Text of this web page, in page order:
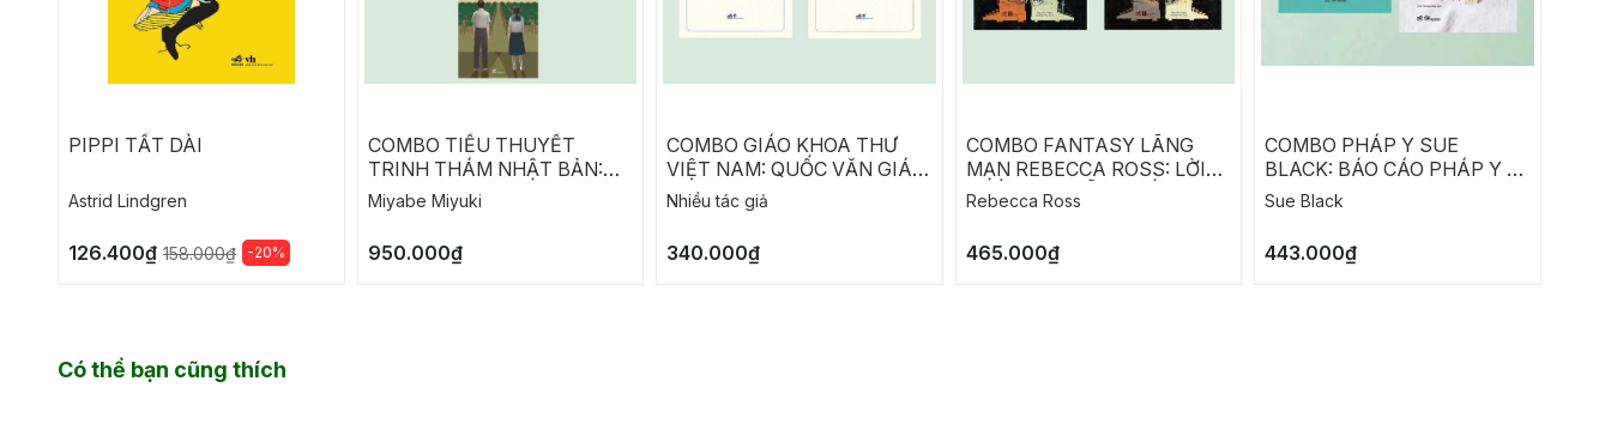
PIPPI TẤT DÀI
Astrid Lindgren
126.400₫ 158.000₫ -20%
COMBO TIỂU THUYẾT
TRINH THÁM NHẬT BẢN:
NGỤY CHỨNG CỦA
SOLOMON
Miyabe Miyuki
950.000₫
COMBO GIÁO KHOA THƯ
VIỆT NAM: QUỐC VĂN GIÁO
KHOA THƯ - LUÂN LÝ GIÁO
KHOA THƯ
Nhiều tác giả
340.000₫
COMBO FANTASY LÃNG
MẠN REBECCA ROSS: LỜI
THỀ TÀN NHẪN - ĐỐI THỦ
Rebecca Ross
465.000₫
COMBO PHÁP Y SUE
BLACK: BÁO CÁO PHÁP Y -
LỜI KHAI CỦA XƯƠNG
Sue Black
443.000₫
Có thể bạn cũng thích